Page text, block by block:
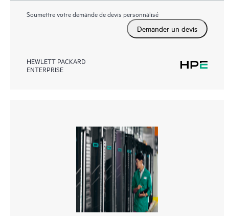
Soumettre votre demande de devis personnalisé
Demander un devis
HEWLETT PACKARD
ENTERPRISE